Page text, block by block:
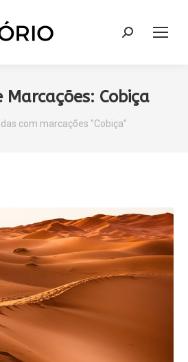
Search:
Marcações: Cobiça
com marcações "Cobiça"